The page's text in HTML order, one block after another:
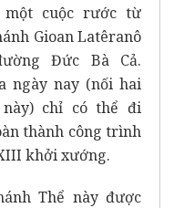
cuộc rước từ
Gioan Latêranô
Đức Bà Cả.
ngày nay (nối hai
chỉ có thể đi
thành công trình
khởi xướng.
Thể này được